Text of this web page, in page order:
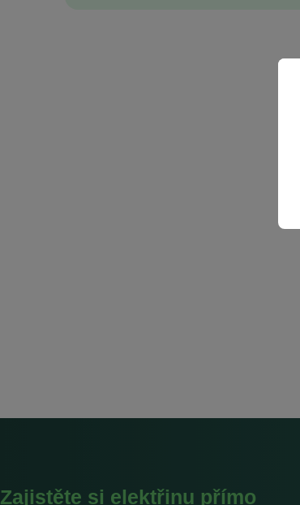
Zajistěte si elektřinu přímo